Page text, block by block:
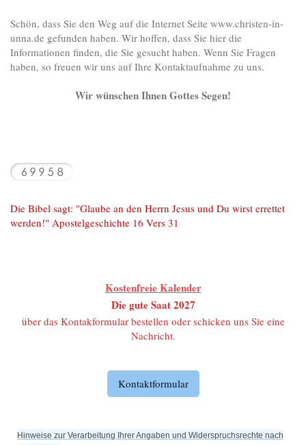
Schön, dass Sie den Weg auf die Internet Seite www.christen-in-
unna.de gefunden haben. Wir hoffen, dass Sie hier die
Informationen finden, die Sie gesucht haben. Wenn Sie Fragen
haben, so freuen wir uns auf Ihre Kontaktaufnahme zu uns.
Wir wünschen Ihnen Gottes Segen!
Die Bibel sagt: "Glaube an den Herrn Jesus und Du wirst errettet
werden!" Apostelgeschichte 16 Vers 31
Kostenfreie Kalender
Die gute Saat 2027
über das Kontakformular bestellen oder schicken uns Sie eine
Nachricht.
Kontaktformular
Hinweise zur Verarbeitung Ihrer Angaben und Widerspruchsrechte nach